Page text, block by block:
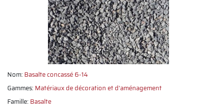
Nom: Basalte concassé 6-14
Gammes: Matériaux de décoration et d'aménagement
Famille: Basalte